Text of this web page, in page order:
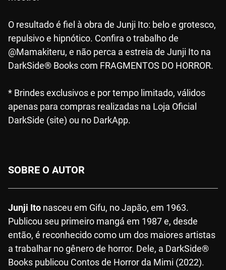
O resultado é fiel à obra de Junji Ito: belo e grotesco,
repulsivo e hipnótico. Confira o trabalho de
@Mamakiteru, e não perca a estreia de Junji Ito na
DarkSide® Books com FRAGMENTOS DO HORROR.
* Brindes exclusivos e por tempo limitado, válidos
apenas para compras realizadas na Loja Oficial
DarkSide (site) ou no DarkApp.
SOBRE O AUTOR
Junji Ito nasceu em Gifu, no Japão, em 1963.
Publicou seu primeiro mangá em 1987 e, desde
então, é reconhecido como um dos maiores artistas
a trabalhar no gênero de horror. Dele, a DarkSide®
Books publicou Contos de Horror da Mimi (2022).